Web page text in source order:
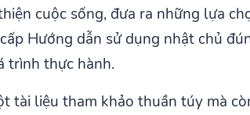
cuộc sống, đưa ra những lựa
Hướng dẫn sử dụng nhật chủ
trình thực hành.
tài liệu tham khảo thuần túy mà